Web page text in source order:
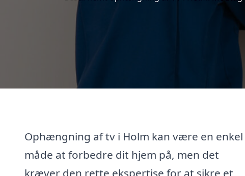
Ophængning af tv i Holm kan være en enkel
måde at forbedre dit hjem på, men det
kræver den rette ekspertise for at sikre et